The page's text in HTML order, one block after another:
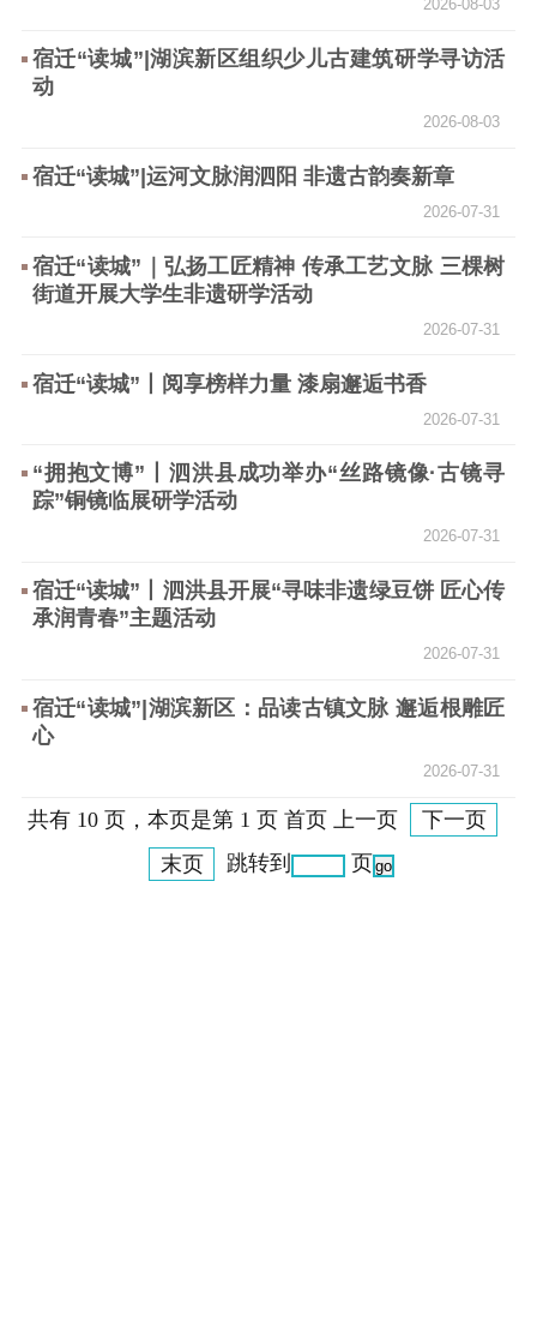
2026-08-03
宿迁“读城”|湖滨新区组织少儿古建筑研学寻访活
动
2026-08-03
宿迁“读城”|运河文脉润泗阳 非遗古韵奏新章
2026-07-31
宿迁“读城”｜弘扬工匠精神 传承工艺文脉 三棵树
街道开展大学生非遗研学活动
2026-07-31
宿迁“读城”丨阅享榜样力量 漆扇邂逅书香
2026-07-31
“拥抱文博”丨泗洪县成功举办“丝路镜像·古镜寻
踪”铜镜临展研学活动
2026-07-31
宿迁“读城”丨泗洪县开展“寻味非遗绿豆饼 匠心传
承润青春”主题活动
2026-07-31
宿迁“读城”|湖滨新区：品读古镇文脉 邂逅根雕匠
心
2026-07-31
共有 10 页，本页是第 1 页 首页 上一页
下一页
末页
跳转到 页